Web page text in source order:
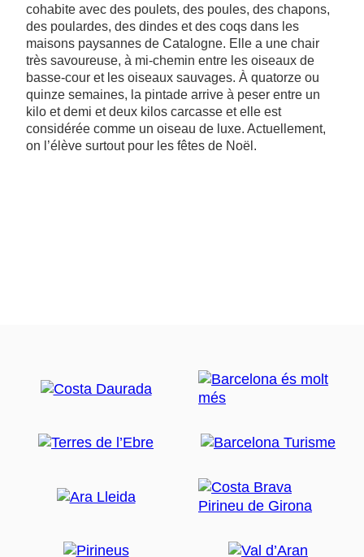
cohabite avec des poulets, des poules, des chapons,
des poulardes, des dindes et des coqs dans les
maisons paysannes de Catalogne. Elle a une chair
très savoureuse, à mi-chemin entre les oiseaux de
basse-cour et les oiseaux sauvages. À quatorze ou
quinze semaines, la pintade arrive à peser entre un
kilo et demi et deux kilos carcasse et elle est
considérée comme un oiseau de luxe. Actuellement,
on l’élève surtout pour les fêtes de Noël.